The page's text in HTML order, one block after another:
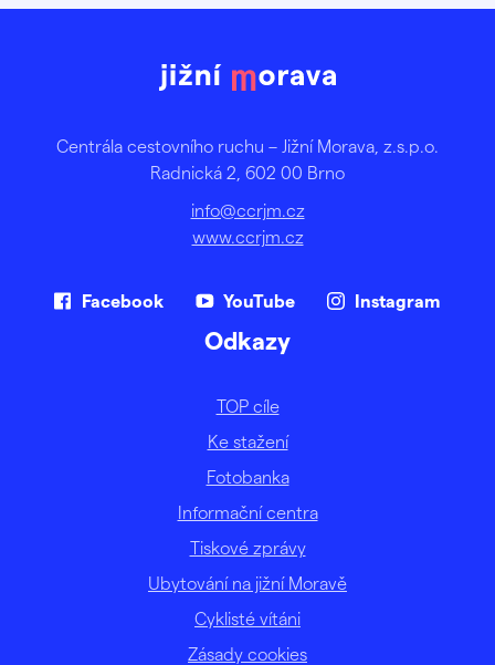
Centrála cestovního ruchu – Jižní Morava, z.s.p.o.
Radnická 2, 602 00 Brno
info@ccrjm.cz
www.ccrjm.cz
Facebook YouTube Instagram
Odkazy
TOP cíle
Ke stažení
Fotobanka
Informační centra
Tiskové zprávy
Ubytování na jižní Moravě
Cyklisté vítáni
Zásady cookies